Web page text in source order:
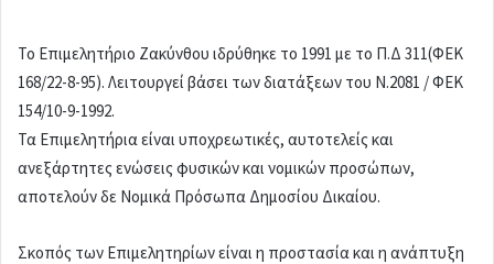
Το Επιμελητήριο Ζακύνθου ιδρύθηκε το 1991 με το Π.Δ 311(ΦΕΚ
168/22-8-95). Λειτουργεί βάσει των διατάξεων του Ν.2081 / ΦΕΚ
154/10-9-1992.
Τα Επιμελητήρια είναι υποχρεωτικές, αυτοτελείς και
ανεξάρτητες ενώσεις φυσικών και νομικών προσώπων,
αποτελούν δε Νομικά Πρόσωπα Δημοσίου Δικαίου.
Σκοπός των Επιμελητηρίων είναι η προστασία και η ανάπτυξη